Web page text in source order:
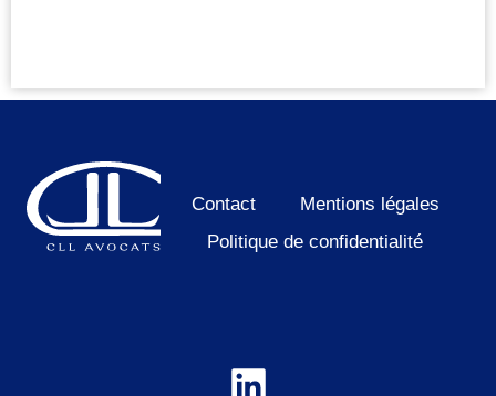
Contact
Mentions légales
Politique de confidentialité